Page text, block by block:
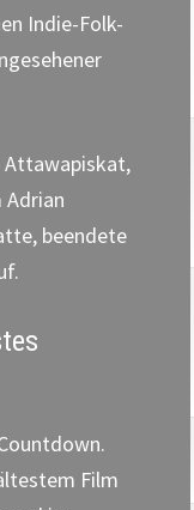
Indie-Folk-
Attawapiskat,
Adrian
beendete
Film